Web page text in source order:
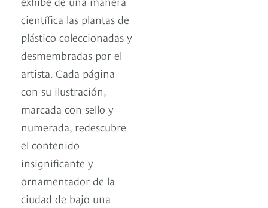
científica las plantas de
plástico coleccionadas y
desmembradas por el
artista. Cada página
con su ilustración,
marcada con sello y
numerada, redescubre
el contenido
insignificante y
ornamentador de la
ciudad de bajo una